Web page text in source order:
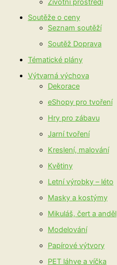
Soutěže o ceny
Seznam soutěží
Soutěž Doprava
Tématické plány
Výtvarná výchova
Dekorace
eShopy pro tvoření
Hry pro zábavu
Jarní tvoření
Kreslení, malování
Květiny
Letní výrobky – léto
Masky a kostýmy
Mikuláš, čert a anděl
Modelování
Papírové výtvory
PET láhve a víčka